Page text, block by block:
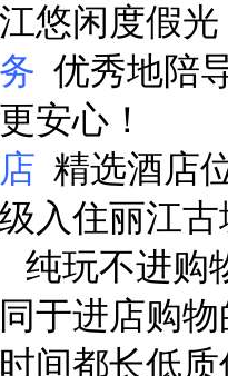
悠闲度假光
优秀地陪
安心！
精选酒店
入住丽江
纯玩不进购
于进店购
间都长低